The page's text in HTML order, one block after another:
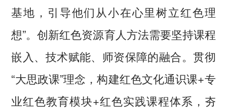
基地，引导他们从小在心里树立红色理
想”。创新红色资源育人方法需要坚持课程
嵌入、技术赋能、师资保障的融合。贯彻
“大思政课”理念，构建红色文化通识课+专
业红色教育模块+红色实践课程体系，夯